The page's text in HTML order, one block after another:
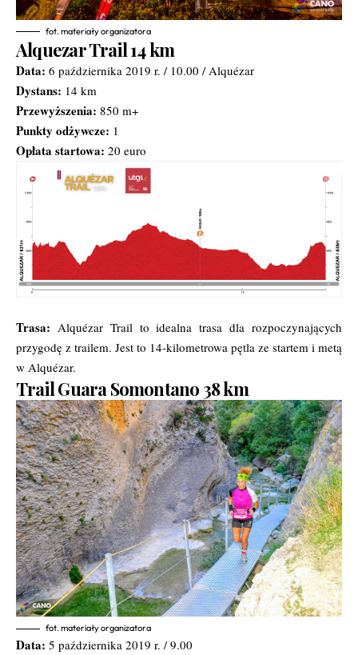
fot. materiały organizatora
Alquezar Trail 14 km
Data: 6 października 2019 r. / 10.00 / Alquézar
Dystans: 14 km
Przewyższenia: 850 m+
Punkty odżywcze: 1
Opłata startowa: 20 euro
Trasa: Alquézar Trail to idealna trasa dla rozpoczynających
przygodę z trailem. Jest to 14-kilometrowa pętla ze startem i metą
w Alquézar.
Trail Guara Somontano 38 km
fot. materiały organizatora
Data: 5 października 2019 r. / 9.00